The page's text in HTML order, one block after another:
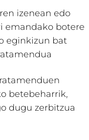
izenean edo
emandako botere
eginkizun bat
betebeharrik,
dugu zerbitzua